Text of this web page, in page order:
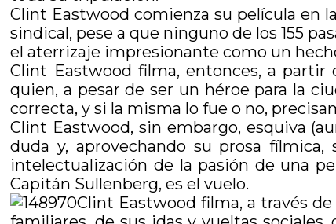
Clint Eastwood comienza su película en
sindical, pese a que ninguno de los 155
el aterrizaje impresionante como un
Clint Eastwood filma, entonces, a partir
quien, a pesar de ser un héroe para la
correcta, y si la misma lo fue o no,
Clint Eastwood, sin embargo, esquiva
duda y, aprovechando su prosa
intelectualización de la pasión de una
Capitán Sullenberg, es el vuelo.
Clint Eastwood filma, a través